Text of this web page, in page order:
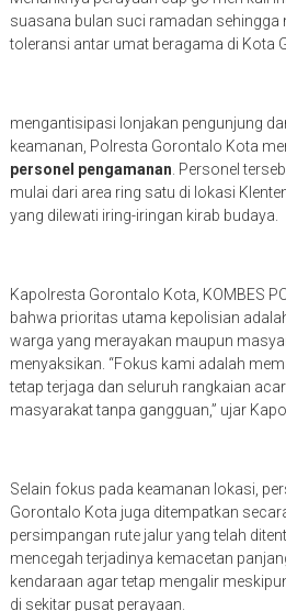
suasana bulan suci ramadan sehingga
toleransi antar umat beragama di Kota
mengantisipasi lonjakan pengunjung
keamanan, Polresta Gorontalo Kota
personel pengamanan . Personel
mulai dari area ring satu di lokasi
yang dilewati iring-iringan kirab budaya.
Kapolresta Gorontalo Kota, KOMBES
bahwa prioritas utama kepolisian
warga yang merayakan maupun
menyaksikan. “Fokus kami adalah
tetap terjaga dan seluruh rangkaian
masyarakat tanpa gangguan,” ujar
Selain fokus pada keamanan lokasi,
Gorontalo Kota juga ditempatkan
persimpangan rute jalur yang telah
mencegah terjadinya kemacetan
kendaraan agar tetap mengalir
di sekitar pusat perayaan.